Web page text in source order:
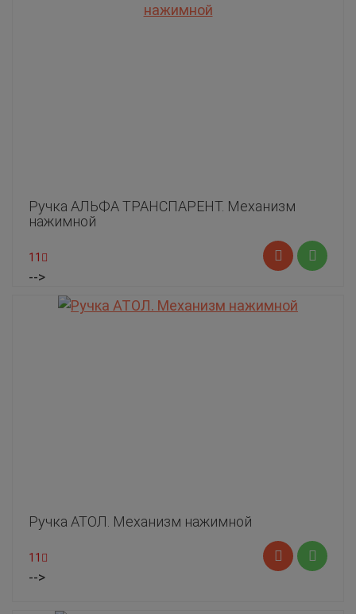
Ручка АЛЬФА ТРАНСПАРЕНТ. Механизм
нажимной
11
-->
Ручка АТОЛ. Механизм нажимной
11
-->